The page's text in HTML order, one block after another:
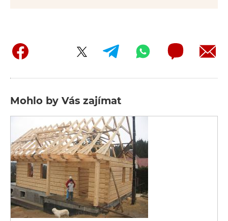
Mohlo by Vás zajímat